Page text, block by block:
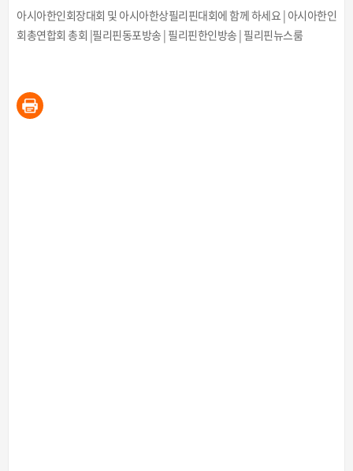
아시아한인회장대회 및 아시아한상필리핀대회에 함께 하세요 | 아시아한인
회총연합회 총회 |필리핀동포방송 | 필리핀한인방송 | 필리핀뉴스룸